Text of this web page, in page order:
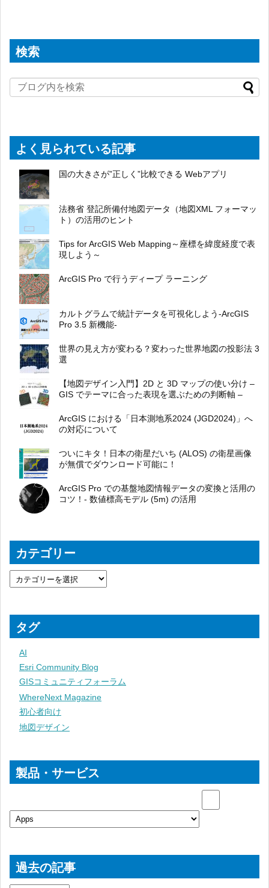
検索
よく見られている記事
国の大きさが”正しく”比較できる Webアプリ
法務省 登記所備付地図データ（地図XML フォーマッ
ト）の活用のヒント
Tips for ArcGIS Web Mapping～座標を緯度経度で表
現しよう～
ArcGIS Pro で行うディープ ラーニング
カルトグラムで統計データを可視化しよう-ArcGIS
Pro 3.5 新機能-
世界の見え方が変わる？変わった世界地図の投影法 3
選
【地図デザイン入門】2D と 3D マップの使い分け –
GIS でテーマに合った表現を選ぶための判断軸 –
ArcGIS における「日本測地系2024 (JGD2024)」へ
の対応について
ついにキタ！日本の衛星だいち (ALOS) の衛星画像
が無償でダウンロード可能に！
ArcGIS Pro での基盤地図情報データの変換と活用の
コツ！- 数値標高モデル (5m) の活用
カテゴリー
タグ
AI
Esri Community Blog
GISコミュニティフォーラム
WhereNext Magazine
初心者向け
地図デザイン
製品・サービス
過去の記事